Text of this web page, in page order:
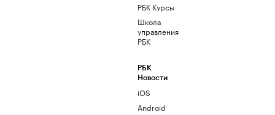
РБК Курсы
Школа
управления
РБК
РБК
Новости
iOS
Android